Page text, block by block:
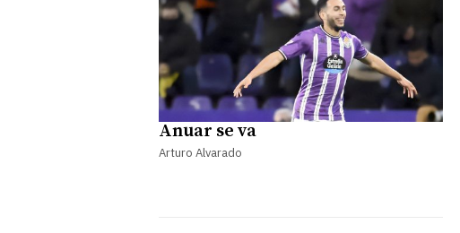
Anuar se va
Arturo Alvarado